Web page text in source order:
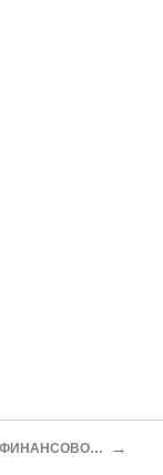
10. УСОВЕРШЕНСТВОВАНИЕ ФИНАНСОВОЙ СИСТЕМЫ В КОНЦЕ СРЕДНЕВЕКОВЬЯ →